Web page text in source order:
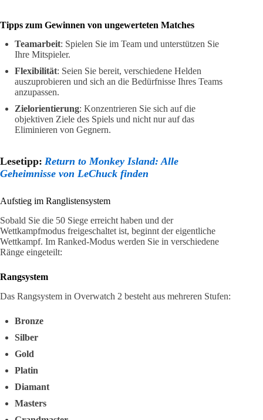
Tipps zum Gewinnen von ungewerteten Matches
Teamarbeit: Spielen Sie im Team und unterstützen Sie
Ihre Mitspieler.
Flexibilität: Seien Sie bereit, verschiedene Helden
auszuprobieren und sich an die Bedürfnisse Ihres Teams
anzupassen.
Zielorientierung: Konzentrieren Sie sich auf die
objektiven Ziele des Spiels und nicht nur auf das
Eliminieren von Gegnern.
Lesetipp: Return to Monkey Island: Alle
Geheimnisse von LeChuck finden
Aufstieg im Ranglistensystem
Sobald Sie die 50 Siege erreicht haben und der
Wettkampfmodus freigeschaltet ist, beginnt der eigentliche
Wettkampf. Im Ranked-Modus werden Sie in verschiedene
Ränge eingeteilt:
Rangsystem
Das Rangsystem in Overwatch 2 besteht aus mehreren Stufen:
Bronze
Silber
Gold
Platin
Diamant
Masters